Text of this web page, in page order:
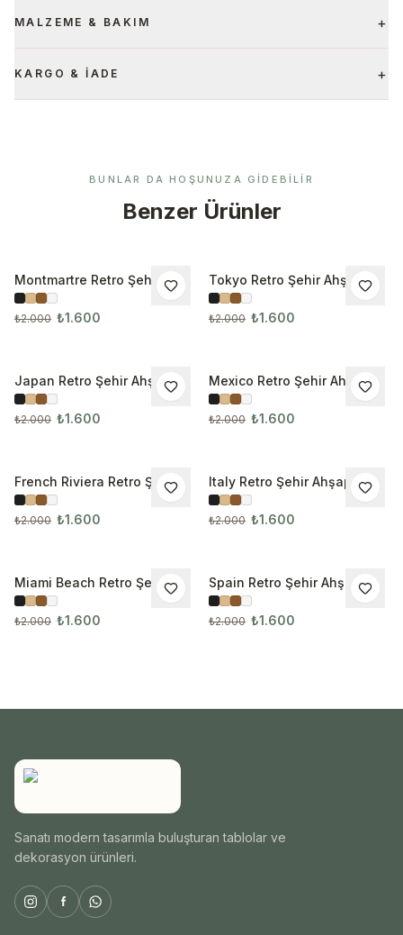
MALZEME & BAKIM +
KARGO & İADE +
BUNLAR DA HOŞUNUZA GIDEBILIR
Benzer Ürünler
İNDIRIM
Montmartre Retro Şehir
Ahşap Çerçeveli Tablo
₺2.000 ₺1.600
İNDIRIM
Tokyo Retro Şehir Ahşap
Çerçeveli Tablo
₺2.000 ₺1.600
İNDIRIM
Japan Retro Şehir Ahşap
Çerçeveli Tablo 1023
₺2.000 ₺1.600
İNDIRIM
Mexico Retro Şehir Ahşap
Çerçeveli Tablo
₺2.000 ₺1.600
İNDIRIM
French Riviera Retro Şehir
Ahşap Çerçeveli Tablo
₺2.000 ₺1.600
İNDIRIM
Italy Retro Şehir Ahşap
Çerçeveli Tablo 1026
₺2.000 ₺1.600
İNDIRIM
Miami Beach Retro Şehir
Ahşap Çerçeveli Tablo
₺2.000 ₺1.600
İNDIRIM
Spain Retro Şehir Ahşap
Çerçeveli Tablo 1028
₺2.000 ₺1.600
Sanatı modern tasarımla buluşturan tablolar ve
dekorasyon ürünleri.